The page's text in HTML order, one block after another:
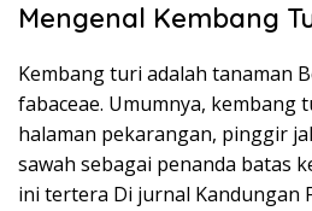
Mengenal Kembang
Kembang turi adalah tanaman
fabaceae. Umumnya, kembang
halaman pekarangan, pinggir
sawah sebagai penanda batas
ini tertera Di jurnal Kandungan